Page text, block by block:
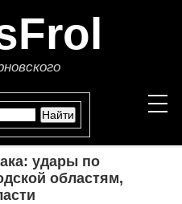
удары по
областям,